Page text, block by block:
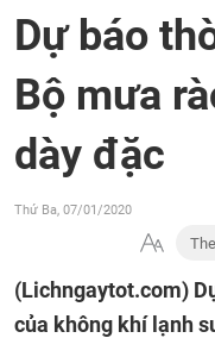
Dự báo
Bộ mưa
dày đặc
Thứ Ba, 07/01/2020
(Lichngaytot.com)
của không khí lạnh